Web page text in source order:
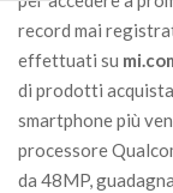
record mai
effettuati su
di prodotti
smartphone più
processore
da 48MP,